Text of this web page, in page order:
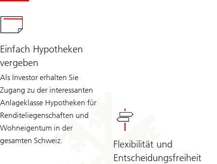
Einfach Hypotheken
vergeben
Als Investor erhalten Sie
Zugang zu der interessanten
Anlageklasse Hypotheken für
Renditeliegenschaften und
Wohneigentum in der
gesamten Schweiz.
Flexibilität und
Entscheidungsfreiheit